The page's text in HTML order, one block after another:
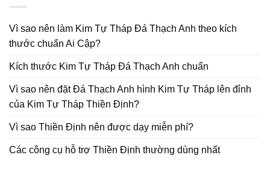
Vì sao nên làm Kim Tự Tháp Đá Thạch Anh theo kích
thước chuẩn Ai Cập?
Kích thước Kim Tự Tháp Đá Thạch Anh chuẩn
Vì sao nên đặt Đá Thạch Anh hình Kim Tự Tháp lên đỉnh
của Kim Tự Tháp Thiền Định?
Vì sao Thiền Định nên được dạy miễn phí?
Các công cụ hỗ trợ Thiền Định thường dùng nhất